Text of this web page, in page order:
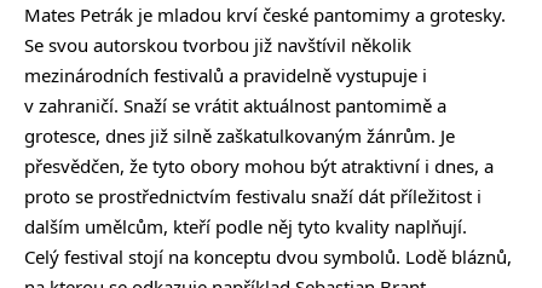
Mates Petrák je mladou krví české pantomimy a grotesky.
Se svou autorskou tvorbou již navštívil několik
mezinárodních festivalů a pravidelně vystupuje i
v zahraničí. Snaží se vrátit aktuálnost pantomimě a
grotesce, dnes již silně zaškatulkovaným žánrům. Je
přesvědčen, že tyto obory mohou být atraktivní i dnes, a
proto se prostřednictvím festivalu snaží dát příležitost i
dalším umělcům, kteří podle něj tyto kvality naplňují.
Celý festival stojí na konceptu dvou symbolů. Lodě bláznů,